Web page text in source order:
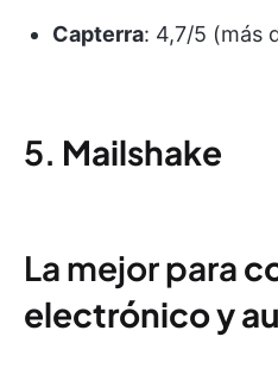
Capterra: 4,7/5 (más
5. Mailshake
La mejor para
electrónicoy